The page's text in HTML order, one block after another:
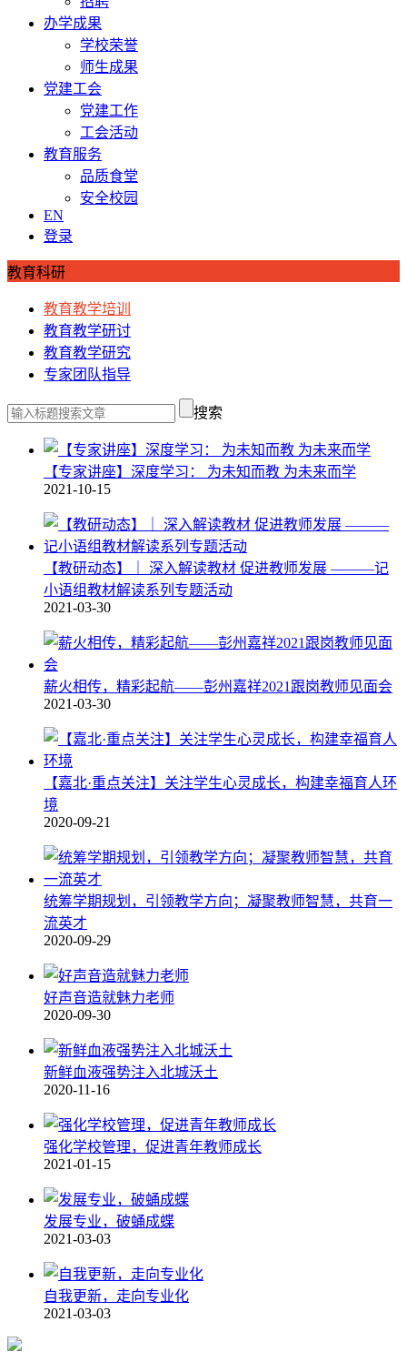
办学成果
学校荣誉
师生成果
党建工会
党建工作
工会活动
教育服务
品质食堂
安全校园
EN
登录
教育科研
教育教学培训
教育教学研讨
教育教学研究
专家团队指导
搜索
【专家讲座】深度学习： 为未知而教 为未来而学
2021-10-15
【教研动态】｜ 深入解读教材 促进教师发展 ———记
小语组教材解读系列专题活动
2021-03-30
薪火相传，精彩起航——彭州嘉祥2021跟岗教师见面会
2021-03-30
【嘉北·重点关注】关注学生心灵成长，构建幸福育人环
境
2020-09-21
统筹学期规划，引领教学方向；凝聚教师智慧，共育一
流英才
2020-09-29
好声音造就魅力老师
2020-09-30
新鲜血液强势注入北城沃土
2020-11-16
强化学校管理，促进青年教师成长
2021-01-15
发展专业，破蛹成蝶
2021-03-03
自我更新，走向专业化
2021-03-03